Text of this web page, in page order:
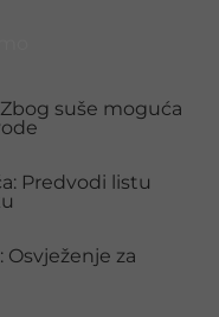
suše moguća
Predvodi listu
za